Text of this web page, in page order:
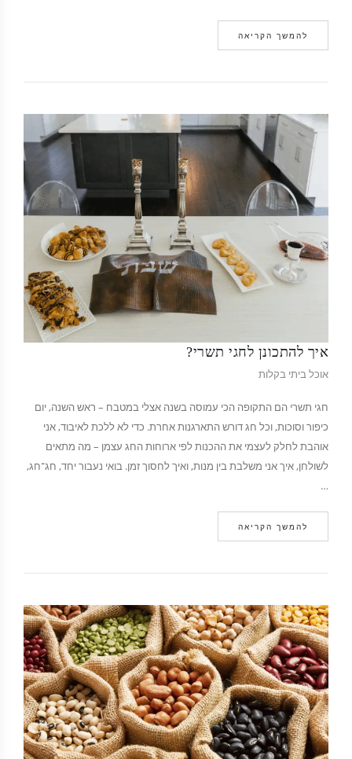
להמשך הקריאה
איך להתכונן לחגי תשרי?
אוכל ביתי בקלות
חגי תשרי הם התקופה הכי עמוסה בשנה אצלי במטבח – ראש השנה, יום
כיפור וסוכות, וכל חג דורש התארגנות אחרת. כדי לא ללכת לאיבוד, אני
אוהבת לחלק לעצמי את ההכנות לפי ארוחות החג עצמן – מה מתאים
לשולחן, איך אני משלבת בין מנות, ואיך לחסוך זמן. בואי נעבור יחד, חג־חג,
…
להמשך הקריאה